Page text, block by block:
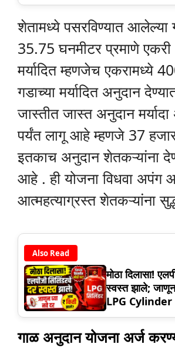
शेतामध्ये पसरविण्यात आलेल्या
35.75 घनमीटर प्रमाणे
मर्यादित म्हणजेच एकरामध्ये
गडाच्या मर्यादित अनुदान
जास्तीत जास्त अनुदान
पर्यंत लागू आहे म्हणजे 37
इतकाच अनुदान शेतकऱ्यांना
आहे . ही योजना विधवा अपंग
आत्महत्याग्रस्त शेतकऱ्यांना
Also Read
मोठा दिलासा!
स्वस्त झाले;
LPG
गाळ अनुदान योजना अर्ज